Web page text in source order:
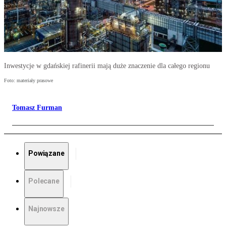
Inwestycje w gdańskiej rafinerii mają duże znaczenie dla całego regionu
Foto: materiały prasowe
Tomasz Furman
Powiązane
Polecane
Najnowsze